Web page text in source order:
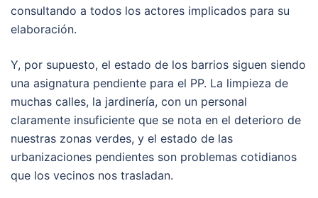
consultando a todos los actores implicados para su
elaboración.
Y, por supuesto, el estado de los barrios siguen siendo
una asignatura pendiente para el PP. La limpieza de
muchas calles, la jardinería, con un personal
claramente insuficiente que se nota en el deterioro de
nuestras zonas verdes, y el estado de las
urbanizaciones pendientes son problemas cotidianos
que los vecinos nos trasladan.